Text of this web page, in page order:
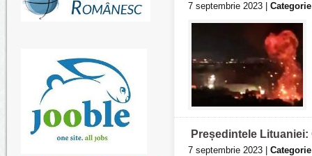
7 septembrie 2023 |
Președintele
7 septembrie 2023 |